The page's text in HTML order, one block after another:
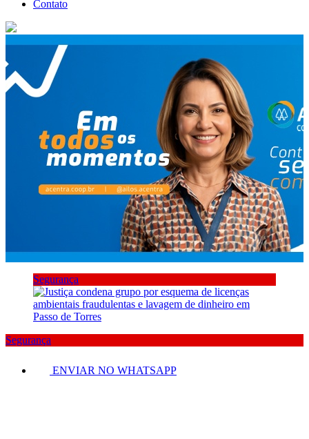
Contato
Segurança
Segurança
ENVIAR NO WHATSAPP